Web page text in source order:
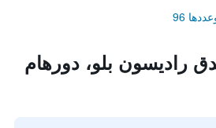
96
راديسون بلو، دورهام